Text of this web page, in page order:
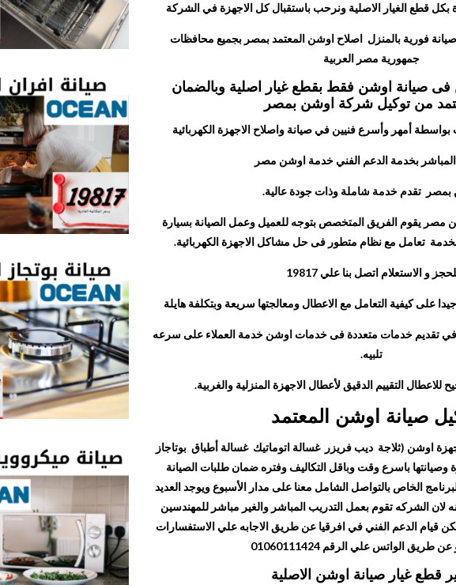
قطع الغيار الاصلية ونرحب باستقبال كل الاجهزة في الشركة
صيانة فورية بالمنزل اصلاح اوشن المعتمد بمصر بجميع محافظات
جمهورية مصر العربية
صيانة اوشن فقط بقطع غيار اصلية وبالضمان
من توكيل شركة اوشن بمصر
أمهر وأسرع فنيين في صيانة واصلاح الاجهزة الكهربائية
المباشر بخدمة الدعم الفني خدمة اوشن مصر
تقدم خدمة شاملة وذات جودة عالية.
مصر يقوم الفريق المتخصص بتوجه للعميل وعمل الصيانة بسيارة
تعامل مع نظام متطور فى حل مشاكل الاجهزة الكهربائية.
و الاستعلام اتصل بنا علي 19817
على كيفية التعامل مع الاعطال ومعالجتها سريعة وبتكلفة هايلة
في تقديم خدمات متعددة فى خدمات اوشن خدمة العملاء على سرعه
تلبيه.
للاعطال التقييم الدقيق لأعطال الاجهزة المنزلية والغربية.
صيانة اوشن المعتمد
اوشن (ثلاجة ديب فريزر غسالة اتوماتيك غسالة أطباق بوتاجاز
وصيانتها باسرع وقت وباقل التكاليف وفتره ضمان طلبات الصيانة
الخاص بالتواصل الشامل معنا على مدار الأسبوع ويوجد العديد
لان الشركه تقوم بعمل التدريب المباشر والغير مباشر للمهندسين
قيام الدعم الفني في افرقيا عن طريق الاجابه علي الاستفسارات
طريق الواتس علي الرقم 01060111424
قطع غيار صيانة اوشن الاصلية